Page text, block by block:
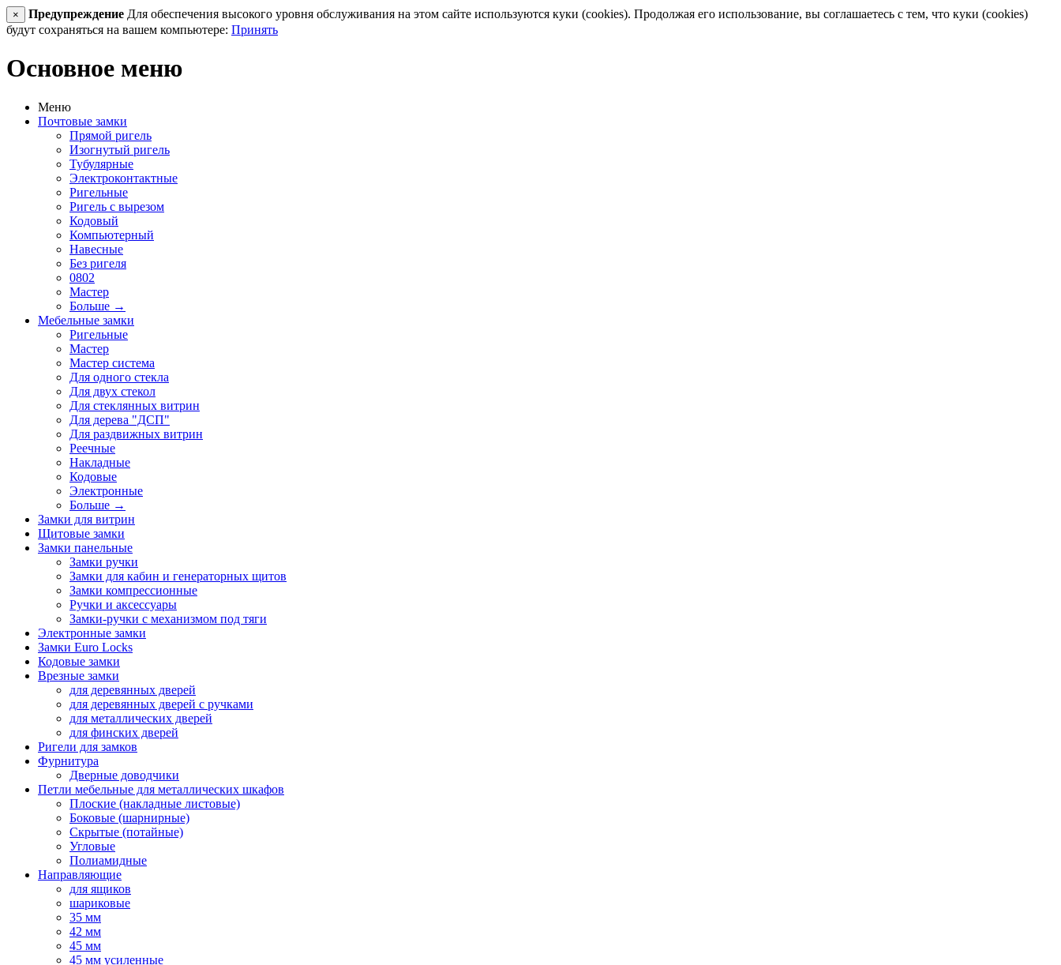
× Предупреждение Для обеспечения высокого уровня обслуживания на этом сайте используются куки (cookies). Продолжая его использование, вы соглашаетесь с тем, что куки (cookies)
будут сохраняться на вашем компьютере: Принять
Основное меню
Меню
Почтовые замки
Прямой ригель
Изогнутый ригель
Тубулярные
Электроконтактные
Ригельные
Ригель с вырезом
Кодовый
Компьютерный
Навесные
Без ригеля
0802
Мастер
Больше →
Мебельные замки
Ригельные
Мастер
Мастер система
Для одного стекла
Для двух стекол
Для стеклянных витрин
Для дерева "ДСП"
Для раздвижных витрин
Реечные
Накладные
Кодовые
Электронные
Больше →
Замки для витрин
Щитовые замки
Замки панельные
Замки ручки
Замки для кабин и генераторных щитов
Замки компрессионные
Ручки и аксессуары
Замки-ручки с механизмом под тяги
Электронные замки
Замки Euro Locks
Кодовые замки
Врезные замки
для деревянных дверей
для деревянных дверей с ручками
для металлических дверей
для финских дверей
Ригели для замков
Фурнитура
Дверные доводчики
Петли мебельные для металлических шкафов
Плоские (накладные листовые)
Боковые (шарнирные)
Скрытые (потайные)
Угловые
Полиамидные
Направляющие
для ящиков
шариковые
35 мм
42 мм
45 мм
45 мм усиленные